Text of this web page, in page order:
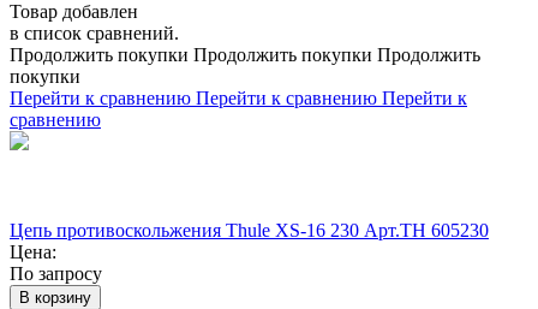
Товар добавлен
в список сравнений.
Продолжить покупки Продолжить покупки Продолжить
покупки
Перейти к сравнению Перейти к сравнению Перейти к
сравнению
Цепь противоскольжения Thule XS-16 230 Арт.TH 605230
Цена:
По запросу
В корзину